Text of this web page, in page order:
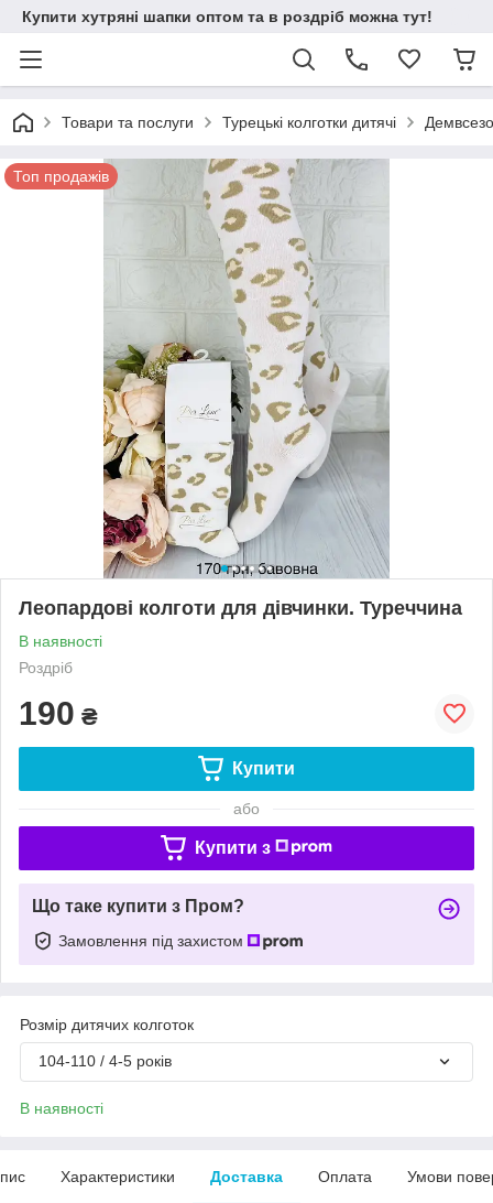
Купити хутряні шапки оптом та в роздріб можна тут!
Товари та послуги Турецькі колготки дитячі
Топ продажів
Леопардові колготи для дівчинки. Туреччина
В наявності
Роздріб
190 ₴
Купити
або
Купити з
Що таке купити з Пром?
Замовлення під захистом
Розмір дитячих колготок
104-110 / 4-5 років
В наявності
Характеристики Доставка Оплата Умови